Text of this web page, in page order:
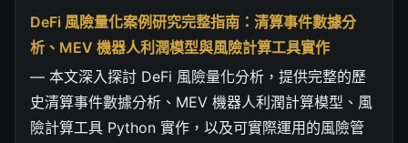
DeFi 風險量化案例研究完整指南：清算事件數據分
析、MEV 機器人利潤模型與風險計算工具實作
— 本文深入探討 DeFi 風險量化分析，提供完整的歷
史清算事件數據分析、MEV 機器人利潤計算模型、風
險計算工具 Python 實作，以及可實際運用的風險管